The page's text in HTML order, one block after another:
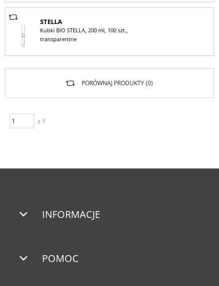
STELLA
Kubki BIO STELLA, 200 ml, 100 szt.,
transparentne
z 1
PORÓWNAJ PRODUKTY (0)
INFORMACJE
POMOC